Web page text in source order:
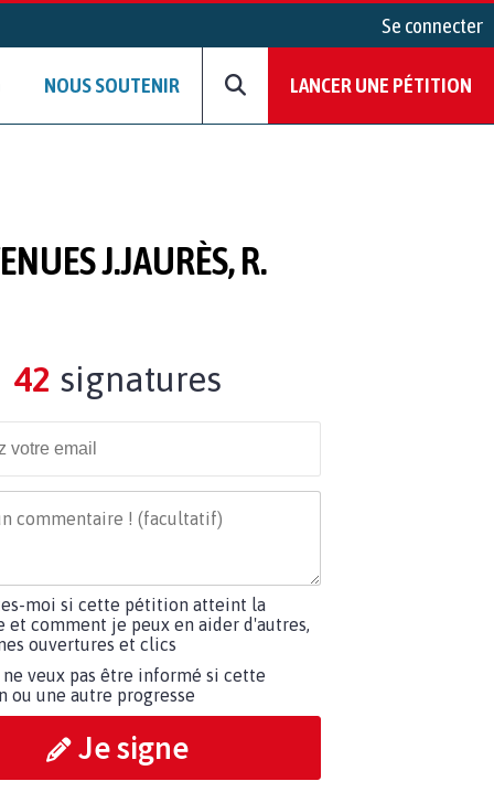
Se connecter
NOUS SOUTENIR LANCER UNE PÉTITION
J​.​JAURÈS, R​.​
42 signatures
moi si cette pétition atteint la
et comment je peux en aider d'autres,
ouvertures et clics
ne veux pas être informé si cette
ou une autre progresse
Je signe